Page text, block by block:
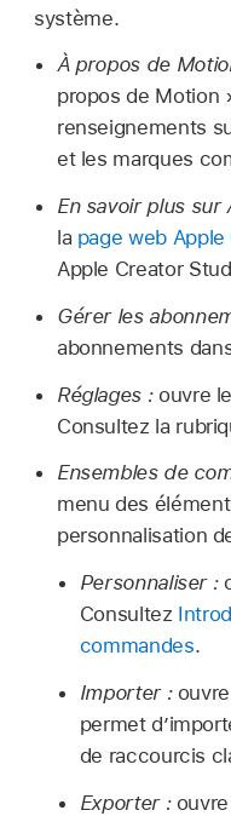
système.
À propos de
propos de Motion
renseignements
et les marques
En savoir plus sur
la page web
Apple Creator
Gérer les
abonnements
Réglages :ouvre
Consultez la
Ensembles de
menu des
personnalisation
Personnaliser :
Consultez
commandes.
Importer :ouvre
permet
de raccourcis
Exporter :ouvre